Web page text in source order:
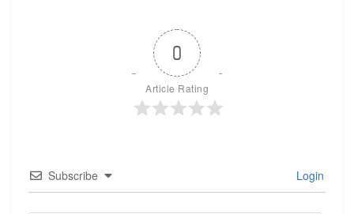
0
Article Rating
Subscribe Login